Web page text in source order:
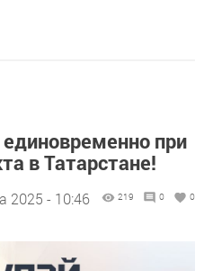
при
в Татарстане!
2025 - 10:46 219 0 0